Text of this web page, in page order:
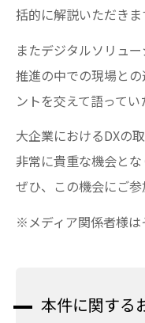
括的に解説いただきま
またデジタルソリュ
推進の中での現場と
ントを交えて語ってい
大企業におけるDXの
非常に貴重な機会とな
ぜひ、この機会にご参
※メディア関係者様は
本件に関する